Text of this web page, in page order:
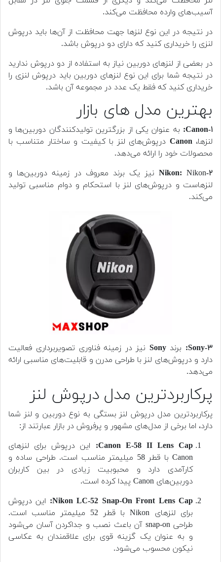
آسیب‌های وارده محافظت می‌کند.
در نتیجه در این نوع لنزها جهت محافظت از آن‌ها باید درپوش
لنزی را خریداری کنید که دارای دو درپوش باشد.
در بعضی از لنز‌های دوربین نیاز به استفاده از دو درپوش ندارید
در نتیجه شما برای این نوع لنز‌های دوربین باید درپوش لنزی را
خریداری کنید که فقط یک عدد در مجموعه آن باشد.
بهترین مدل های بازار
Canon-۱: به عنوان یکی از بزرگترین تولیدکنندگان دوربین‌ها و
لنزها،Canon درپوش‌های لنز با کیفیت و ساختار متناسب با
محصولات خود را ارائه می‌دهد.
Nikon: Nikon-۲
نیز یک برند معروف در زمینه دوربین‌ها و
لنزهاست و درپوش‌های لنز با استحکام و دوام مناسبی تولید
می‌کند.
Sony-۳: برندSony نیز در زمینه فناوری تصویربرداری فعالیت
دارد و درپوش‌های لنز با طراحی مدرن و قابلیت‌های مناسبی ارائه
می‌دهد.
پرکاربردترین مدل درپوش لنز
پرکاربردترین مدل درپوش لنز بستگی به نوع دوربین و لنز شما
دارد، اما برخی از مدل‌های مشهور و پرفروش در بازار عبارتند از:
Canon E-58 II Lens Cap:
این درپوش برای لنزهای
Canon با قطر 58 میلیمتر مناسب است. طراحی ساده و
کارآمدی دارد و محبوبیت زیادی در بین کاربران
دوربین‌های Canon پیدا کرده است.
Nikon LC-52 Snap-On Front Lens Cap:
این درپوش
برای لنزهای Nikon با قطر 52 میلیمتر مناسب است.
طراحی snap-on آن باعث نصب و جداکردن آسان می‌شود
و به عنوان یک گزینه قوی برای علاقمندان به عکاسی
نیکون محسوب می‌شود.